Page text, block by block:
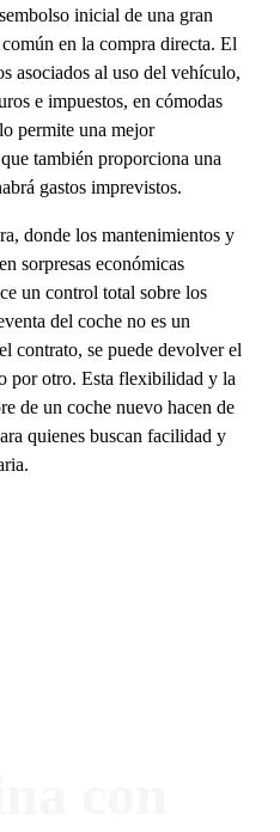
inicial de una gran
en la compra directa. El
asociados al uso del vehículo,
e impuestos, en cómodas
permite una mejor
también proporciona una
gastos imprevistos.
donde los mantenimientos y
sorpresas económicas
un control total sobre los
del coche no es un
contrato, se puede devolver el
por otro. Esta flexibilidad y la
de un coche nuevo hacen de
quienes buscan facilidad y